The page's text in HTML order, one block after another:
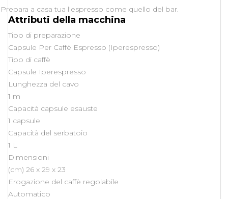
Prepara a casa tua l'espresso come quello del bar.
Attributi della macchina
Tipo di preparazione
Capsule Per Caffè Espresso (Iperespresso)
Tipo di caffè
Capsule Iperespresso
Lunghezza del cavo
1 m
Capacità capsule esauste
1 capsule
Capacità del serbatoio
1 L
Dimensioni
(cm) 26 x 29 x 23
Erogazione del caffè regolabile
Automatico